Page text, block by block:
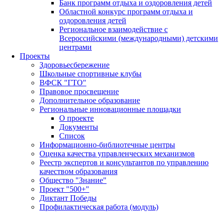
Банк программ отдыха и оздоровления детей
Областной конкурс программ отдыха и
оздоровления детей
Региональное взаимодействие с
Всероссийскими (международными) детскими
центрами
Проекты
Здоровьесбережение
Школьные спортивные клубы
ВФСК "ГТО"
Правовое просвещение
Дополнительное образование
Региональные инновационные площадки
О проекте
Документы
Список
Информационно-библиотечные центры
Оценка качества управленческих механизмов
Реестр экспертов и консультантов по управлению
качеством образования
Общество "Знание"
Проект "500+"
Диктант Победы
Профилактическая работа (модуль)